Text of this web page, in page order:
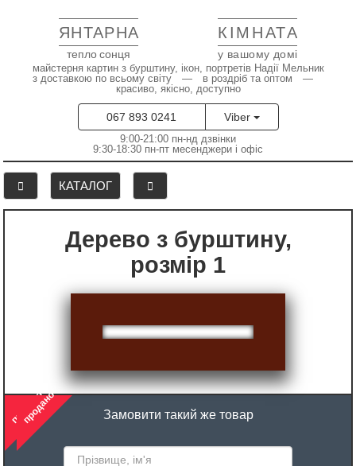
ЯНТАРНА КІМНАТА
тепло сонця у вашому домі
майстерня картин з бурштину, ікон, портретів Надії Мельник
з доставкою по всьому світу — в роздріб та оптом —
красиво, якісно, доступно
067 893 0241 Viber
9:00-21:00 пн-нд дзвінки
9:30-18:30 пн-пт месенджери і офіс
КАТАЛОГ
Дерево з бурштину,
розмір 1
продано
продано Замовити такий же товар